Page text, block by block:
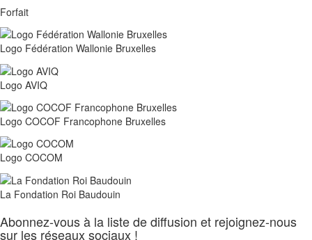
Forfait
Logo Fédération Wallonie Bruxelles
Logo AVIQ
Logo COCOF Francophone Bruxelles
Logo COCOM
La Fondation Roi Baudouin
Abonnez-vous à la liste de diffusion et rejoignez-nous
sur les réseaux sociaux !